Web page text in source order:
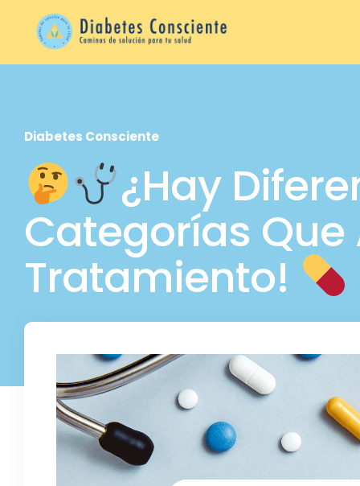
Diabetes Consciente
¿Hay
Categorías
Tratamiento!